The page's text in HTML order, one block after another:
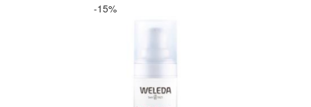
-15%